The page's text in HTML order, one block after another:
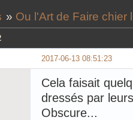
» Ou l'Art de Faire chier
2017-06-13 08:51:23
Cela faisait
dressés par
Obscure...